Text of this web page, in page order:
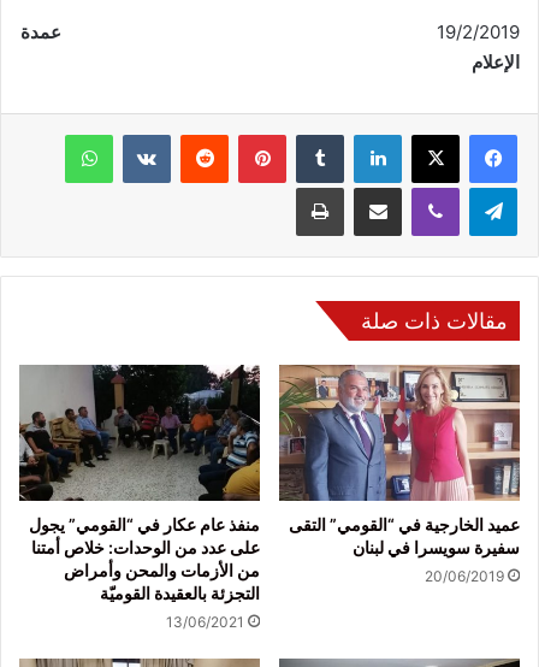
عمدة
الإعلام
فيسبوك لينكدإن بينتيريست
مقالات ذات صلة
عميد الخارجية في “القومي” التقى
سفيرة سويسرا في لبنان
20/06/2019
منفذ عام عكار في “القومي” يجول
على عدد من الوحدات: خلاص أمتنا
من الأزمات والمحن وأمراض
التجزئة بالعقيدة القوميّة
13/06/2021